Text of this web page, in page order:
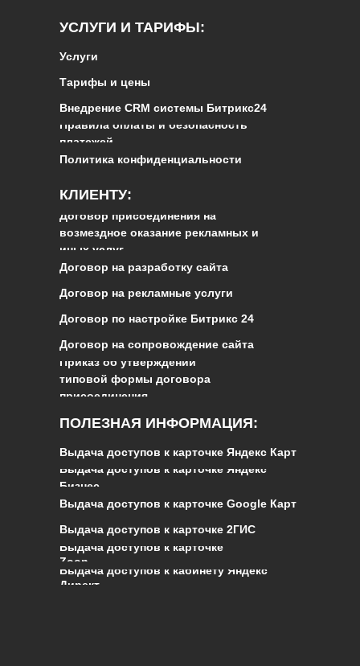
КЛИЕНТУ:
Политика конфиденциальности
Приказ об утверждении
типовой формы договора
присоединения
Тарифы и цены
Внедрение CRM системы Битрикс24
Правила оплаты и безопасность
платежей
Выдача доступов к карточке
Zoon
Выдача доступов к кабинету Яндекс
Директ
Выдача доступов к карточке Яндекс Карт
Выдача доступов к карточке Яндекс
Бизнес
Выдача доступов к карточке Google Карт
Выдача доступов к карточке 2ГИС
ПОЛЕЗНАЯ ИНФОРМАЦИЯ:
УСЛУГИ И ТАРИФЫ:
Услуги
Договор на разработку сайта
Договор на рекламные услуги
Договор по настройке Битрикс 24
Договор на сопровождение сайта
Договор присоединения на
возмездное оказание рекламных и
иных услуг